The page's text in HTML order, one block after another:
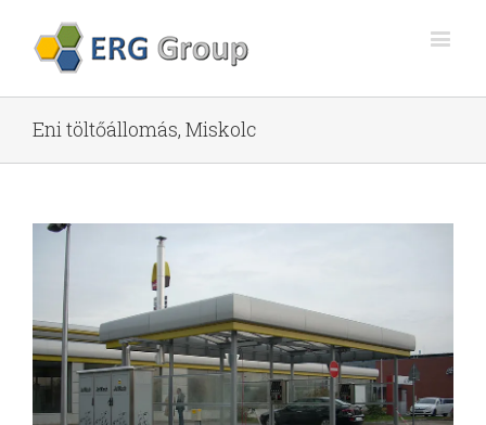
Eni töltőállomás, Miskolc